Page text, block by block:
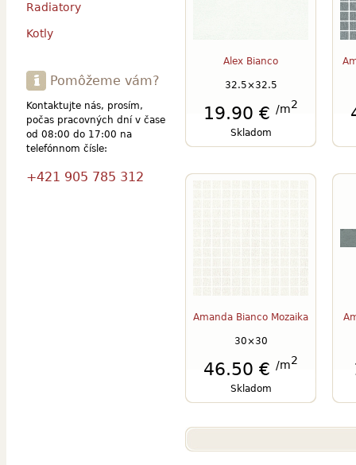
Alex Bianco
32.5×32.5
19.90 € /m2
Skladom
Amanda Bianco Mozaika
30×30
46.50 € /m2
Skladom
Radiatory
Kotly
Pomôžeme vám?
Kontaktujte nás, prosím,
počas pracovných dní v čase
od 08:00 do 17:00 na
telefónnom čísle:
+421 905 785 312